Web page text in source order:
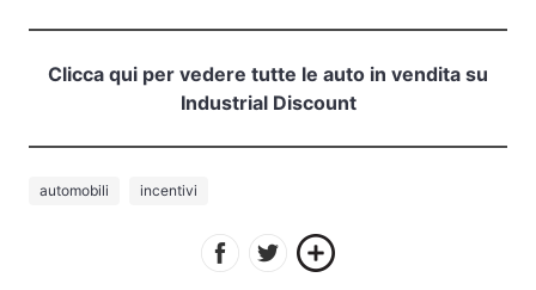
Clicca qui per vedere tutte le auto in vendita su
Industrial Discount
automobili incentivi